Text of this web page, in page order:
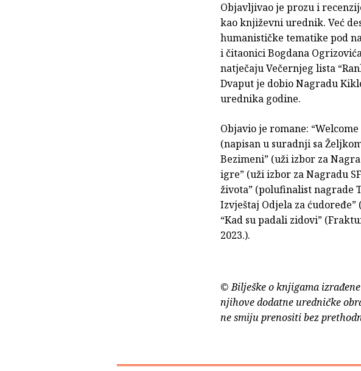
Objavljivao je prozu i
kao književni urednik. Već
humanističke tematike pod
i čitaonici Bogdana
natječaju Večernjeg lista
Dvaput je dobio Nagradu
urednika godine.
Objavio je romane:
(napisan u suradnji sa
Bezimeni” (uži izbor za
igre” (uži izbor za Nagradu
života” (polufinalist nagrade
Izvještaj Odjela za
“Kad su padali zidovi”
2023.).
© Bilješke o knjigama
njihove dodatne uredničke
ne smiju prenositi bez